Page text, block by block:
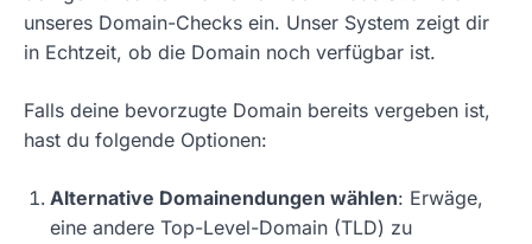
unseres Domain-Checks ein. Unser System zeigt dir
in Echtzeit, ob die Domain noch verfügbar ist.
Falls deine bevorzugte Domain bereits vergeben ist,
hast du folgende Optionen:
Alternative Domainendungen wählen: Erwäge,
eine andere Top-Level-Domain (TLD) zu